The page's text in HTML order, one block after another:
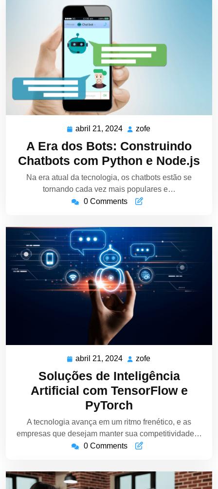
abril 21, 2024 abril
21,
2024
zofe
A Era dos Bots: Construindo
Chatbots com Python e Node.js
Na era atual da tecnologia, os chatbots estão se
tornando cada vez mais populares e…
0 Comments
abril 21, 2024 abril
21,
2024
zofe
Soluções de Inteligência
Artificial com TensorFlow e
PyTorch
A tecnologia avança em um ritmo frenético, e as
empresas que desejam manter sua competitividade…
0 Comments